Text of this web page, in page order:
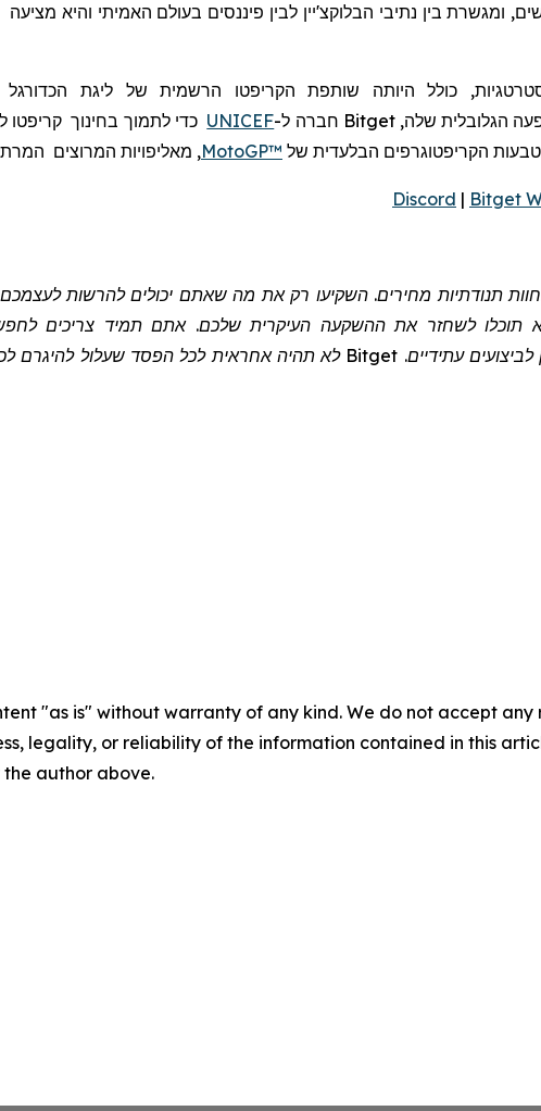
והיא מציעה
כולל היותה שותפת הקריפטו הרשמית של ליגת הכדורגל
הגלובלית שלה, Bitget חברה ל-UNICEF כדי לתמוך בחינוך קריפטו לכ- 1.1 מיליון
הקריפטוגרפים הבלעדית של MotoGP™
, מאליפויות המרוצים
Discord | Bitget
תנודתיות מחירים. השקיעו רק את מה שאתם יכולים להרשות
תוכלו לשחזר את ההשקעה העיקרית שלכם. אתם תמיד צריכים לחפש
עתידיים. Bitget לא תהיה אחראית לכל הפסד שעלול להיגרם
"as is" without warranty of any kind. We do not accept
legality, or reliability of the information contained in this
author above.